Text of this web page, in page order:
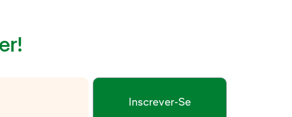
Inscrever-Se